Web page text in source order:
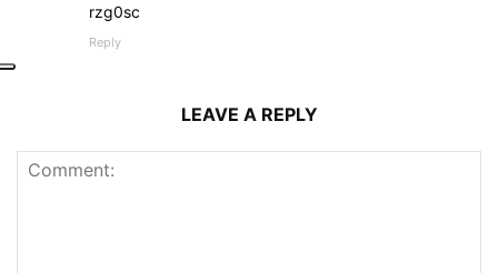
rzg0sc
Reply
LEAVE A REPLY